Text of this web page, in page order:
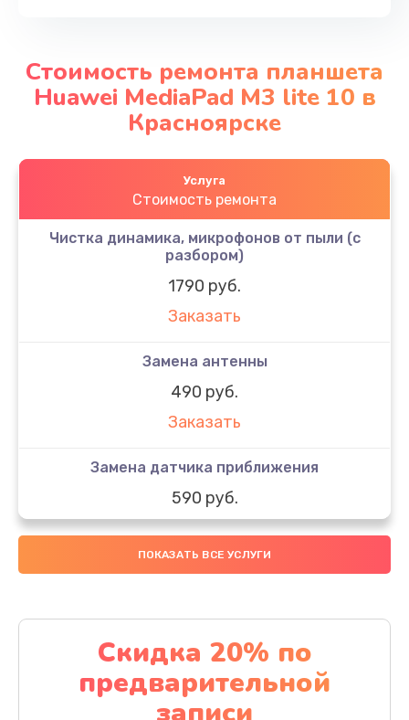
Стоимость ремонта планшета
Huawei MediaPad M3 lite 10 в
Красноярске
Услуга
Стоимость ремонта
Чистка динамика, микрофонов от пыли (с
разбором)
1790 руб.
Заказать
Замена антенны
490 руб.
Заказать
Замена датчика приближения
590 руб.
Заказать
Замена стекла
Обновление ПО
890 руб.
ПОКАЗАТЬ ВСЕ УСЛУГИ
Скидка 20% по
предварительной